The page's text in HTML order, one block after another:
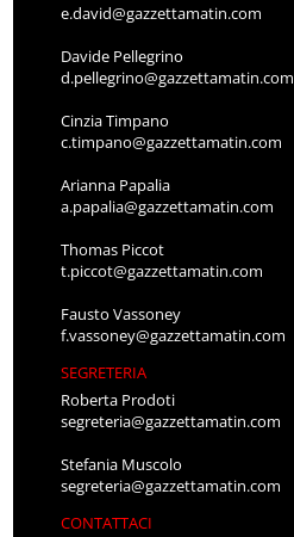
e.david@gazzettamatin.com
Davide Pellegrino
d.pellegrino@gazzettamatin.com
Cinzia Timpano
c.timpano@gazzettamatin.com
Arianna Papalia
a.papalia@gazzettamatin.com
Thomas Piccot
t.piccot@gazzettamatin.com
Fausto Vassoney
f.vassoney@gazzettamatin.com
SEGRETERIA
Roberta Prodoti
segreteria@gazzettamatin.com
Stefania Muscolo
segreteria@gazzettamatin.com
CONTATTACI